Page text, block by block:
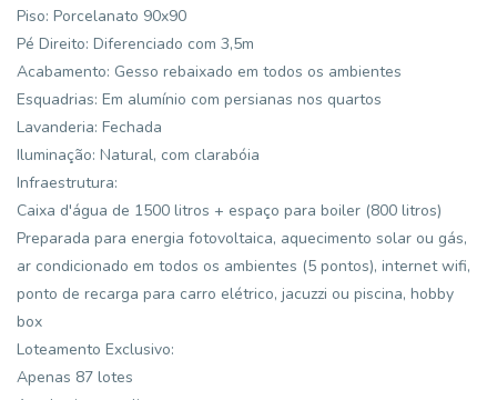
Piso: Porcelanato 90x90
Pé Direito: Diferenciado com 3,5m
Acabamento: Gesso rebaixado em todos os ambientes
Esquadrias: Em alumínio com persianas nos quartos
Lavanderia: Fechada
Iluminação: Natural, com clarabóia
Infraestrutura:
Caixa d'água de 1500 litros + espaço para boiler (800 litros)
Preparada para energia fotovoltaica, aquecimento solar ou gás,
ar condicionado em todos os ambientes (5 pontos), internet wifi,
ponto de recarga para carro elétrico, jacuzzi ou piscina, hobby
box
Loteamento Exclusivo:
Apenas 87 lotes